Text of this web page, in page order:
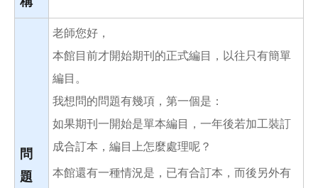
問
題
老師您好，
本館目前才開始期刊的正式編目，以往只有簡單
編目。
我想問的問題有幾項，第一個是：
如果期刊一開始是單本編目，一年後若加工裝訂
成合訂本，編目上怎麼處理呢？
本館還有一種情況是，已有合訂本，而後另外有